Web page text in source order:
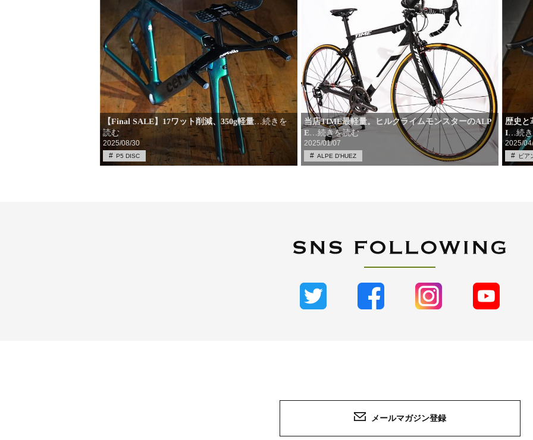
【Final SALE】17ワット削減、350g軽量…続きを
読む
2025/08/30
P5 DISC
当店TIME最軽量。ヒルクライムモンスターのALP
E…続きを読む
2025/01/07
ALPE D'HUEZ
歴史と
I…続き
2025/
ビア
メールマガジン登録